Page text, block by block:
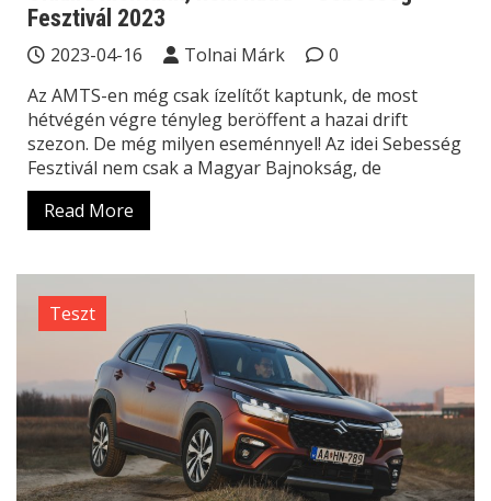
Fesztivál 2023
2023-04-16 Tolnai Márk
0
Az AMTS-en még csak ízelítőt kaptunk, de most
hétvégén végre tényleg beröffent a hazai drift
szezon. De még milyen eseménnyel! Az idei Sebesség
Fesztivál nem csak a Magyar Bajnokság, de
Read More
Teszt